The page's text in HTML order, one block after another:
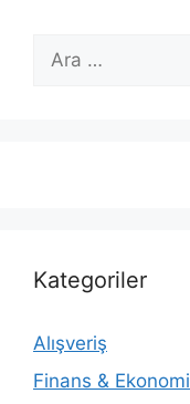
için
Kategoriler
Alışveriş
Finans & Ekonomi